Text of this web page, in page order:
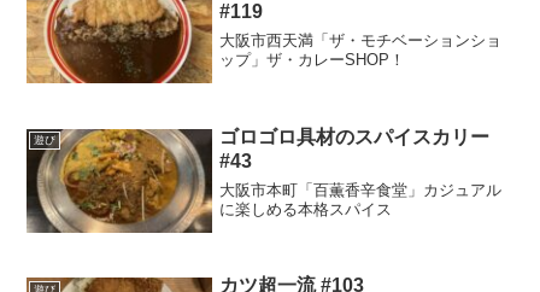
#119
大阪市西天満「ザ・モチベーションショ
ップ」ザ・カレーSHOP！
遊び
ゴロゴロ具材のスパイスカリー
#43
大阪市本町「百薫香辛食堂」カジュアル
に楽しめる本格スパイス
遊び カツ超一流 #103